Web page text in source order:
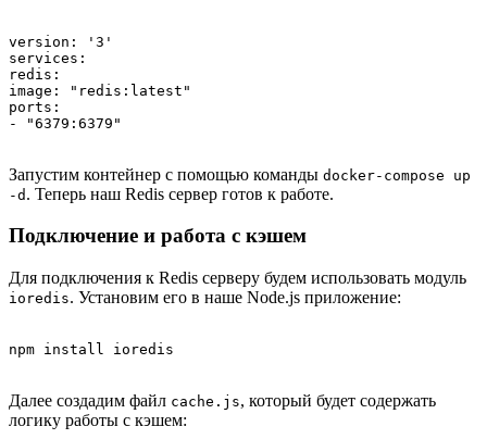
version: '3'
services:
redis:
image: "redis:latest"
ports:
Запустим контейнер с помощью команды docker-compose up
-d . Теперь наш Redis сервер готов к работе.
Подключение и работа с кэшем
Для подключения к Redis серверу будем использовать модуль
ioredis. Установим его в наше Node.js приложение:
Далее создадим файл cache.js, который будет содержать
логику работы с кэшем: